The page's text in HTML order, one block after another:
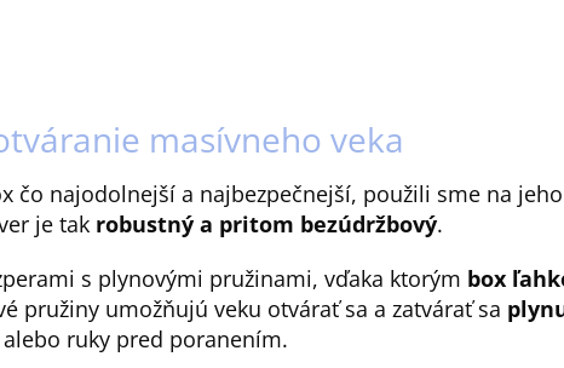
masívneho veka
čo najodolnejší a najbezpečnejší, použili sme na
je tak robustný a pritom bezúdržbový.
s plynovými pružinami, vďaka ktorým box
pružiny umožňujú veku otvárať sa a zatvárať sa
alebo ruky pred poranením.